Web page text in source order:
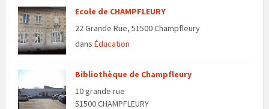
Ecole de CHAMPFLEURY
22 Grande Rue, 51500 Champfleury
dans Éducation
Bibliothèque de Champfleury
10 grande rue
51500 CHAMPFLEURY